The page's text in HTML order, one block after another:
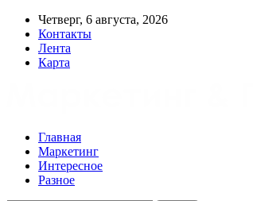
Четверг, 6 августа, 2026
Контакты
Лента
Карта
Главная
Маркетинг
Интересное
Разное